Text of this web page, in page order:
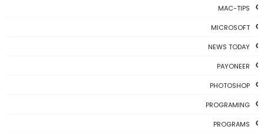
MAC-TIPS
MICROSOFT
NEWS TODAY
PAYONEER
PHOTOSHOP
PROGRAMING
PROGRAMS